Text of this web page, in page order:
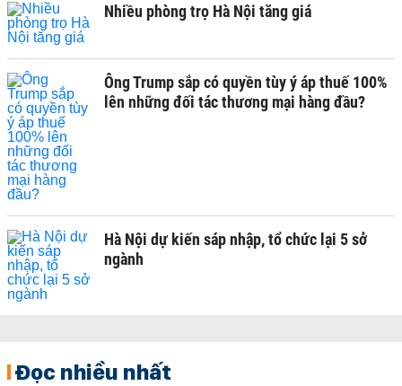
Nhiều phòng trọ Hà Nội tăng giá
Ông Trump sắp có quyền tùy ý áp thuế 100%
lên những đối tác thương mại hàng đầu?
Hà Nội dự kiến sáp nhập, tổ chức lại 5 sở
ngành
Đọc nhiều nhất